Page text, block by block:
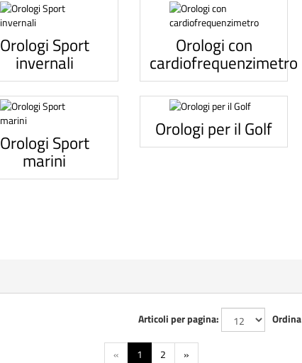
Orologi Sport
invernali
Orologi con
cardiofrequenzimetro
Orologi Sport
marini
Orologi per il Golf
Ordina
Articoli per pagina:
« 1 2 »